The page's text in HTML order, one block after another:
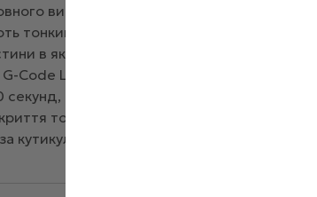
висихання.
тонким шаром Rubber Base та просушіть
в якості базового покриття варто
Code Low Liquid Gel №2, сформуйте
секунд, в LED-лампі 60 секунд.
топом, закріпивши результат
кутикулою нанесіть спеціальну